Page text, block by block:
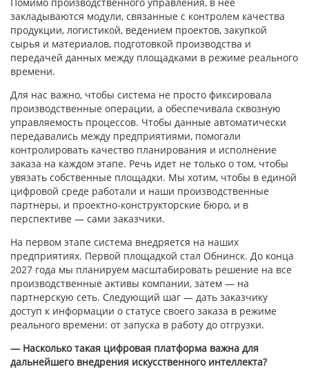
Помимо производственного управления, в нее
закладываются модули, связанные с контролем качества
продукции, логистикой, ведением проектов, закупкой
сырья и материалов, подготовкой производства и
передачей данных между площадками в режиме реального
времени.
Для нас важно, чтобы система не просто фиксировала
производственные операции, а обеспечивала сквозную
управляемость процессов. Чтобы данные автоматически
передавались между предприятиями, помогали
контролировать качество планирования и исполнение
заказа на каждом этапе. Речь идет не только о том, чтобы
увязать собственные площадки. Мы хотим, чтобы в единой
цифровой среде работали и наши производственные
партнеры, и проектно-конструкторские бюро, и в
перспективе — сами заказчики.
На первом этапе система внедряется на наших
предприятиях. Первой площадкой стал Обнинск. До конца
2027 года мы планируем масштабировать решение на все
производственные активы компании, затем — на
партнерскую сеть. Следующий шаг — дать заказчику
доступ к информации о статусе своего заказа в режиме
реального времени: от запуска в работу до отгрузки.
— Насколько такая цифровая платформа важна для
дальнейшего внедрения искусственного интеллекта?